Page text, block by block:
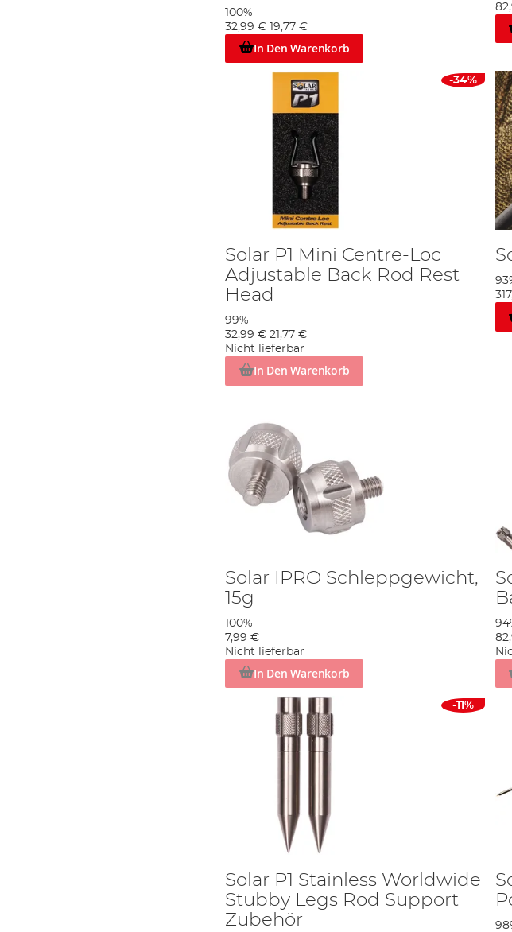
100%
32,99 € 19,77 €
In Den Warenkorb
-34%
Solar P1 Mini Centre-Loc
Adjustable Back Rod Rest
Head
99%
32,99 € 21,77 €
Nicht lieferbar
In Den Warenkorb
Solar IPRO Schleppgewicht,
15g
100%
7,99 €
Nicht lieferbar
In Den Warenkorb
-11%
Solar P1 Stainless Worldwide
Stubby Legs Rod Support
Zubehör